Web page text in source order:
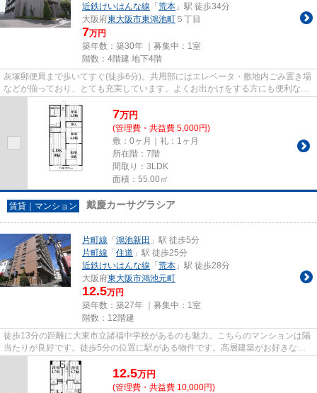
近鉄けいはんな線 「 荒本 」駅 徒歩34分
大阪府東大阪市東鴻池町 ５丁目
7万円
築年数：築30年 ｜募集中： 1室
階数：4階建 地下4階
灰塚郵便局まで歩いてすぐ(徒歩6分)。共用部にはエレベータ・敷地内ごみ置き場
などが揃っており、とても充実しています。よくお出かけをする方にも便利な、
2駅利用可能なマンションで...
7万円
(管理費・共益費 5,000円)
敷：0ヶ月｜礼：1ヶ月
所在階：7階
間取り：3LDK
面積：55.00㎡
賃貸｜マンション 戴慶カーサグラシア
片町線 「 鴻池新田 」駅 徒歩5分
片町線 「 住道 」駅 徒歩25分
近鉄けいはんな線 「 荒本 」駅 徒歩28分
大阪府東大阪市鴻池元町
12.5万円
築年数：築27年 ｜募集中： 1室
階数：12階建
徒歩13分の距離に大東市立諸福中学校があるのも魅力。こちらのマンションは陽
当たりが良好です。徒歩5分の位置に駅がある物件です。高層建築がお好きな方
には12階建てのこちらの物件が...
12.5万円
(管理費・共益費 10,000円)